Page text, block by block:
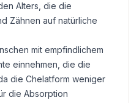
Alters, die die
Zähnen auf natürliche
mit empfindlichem
einnehmen, die die
die Chelatform weniger
die Absorption